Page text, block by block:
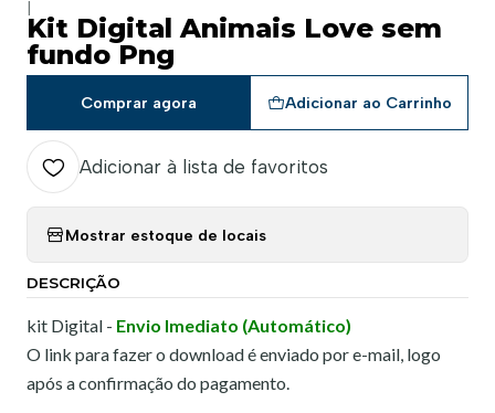
Kit Digital Animais Love sem
fundo Png
Adicionar ao Carrinho
Comprar agora
Adicionar à lista de favoritos
Mostrar estoque de locais
DESCRIÇÃO
kit Digital - Envio Imediato (Automático)
O link para fazer o download é enviado por e-mail, logo
após a confirmação do pagamento.